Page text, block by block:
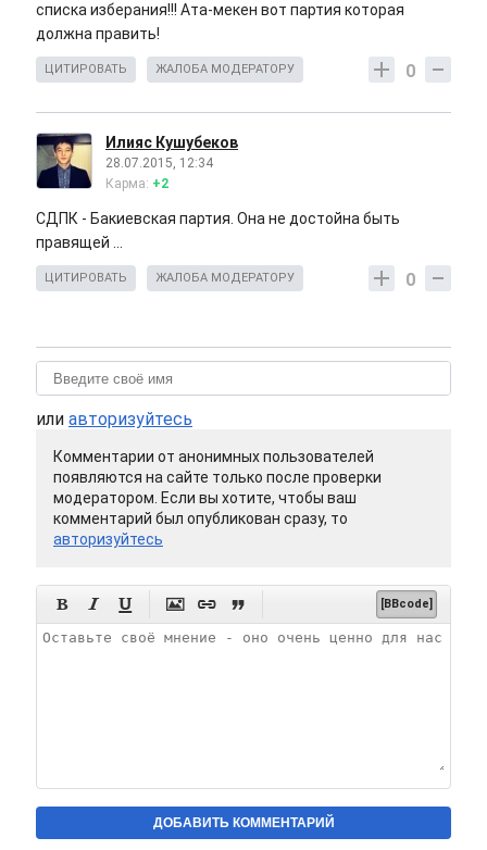
списка изберания!!! Ата-мекен вот партия которая
должна править!
0
ЦИТИРОВАТЬ ЖАЛОБА МОДЕРАТОРУ
Илияс Кушубеков
28.07.2015, 12:34
Карма: +2
СДПК - Бакиевская партия. Она не достойна быть
правящей ...
0
ЦИТИРОВАТЬ ЖАЛОБА МОДЕРАТОРУ
или авторизуйтесь
Комментарии от анонимных пользователей
появляются на сайте только после проверки
модератором. Если вы хотите, чтобы ваш
комментарий был опубликован сразу, то
авторизуйтесь
      [BBcode]